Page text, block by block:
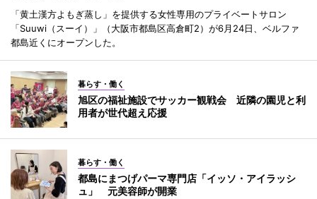
「黄土漢方よもぎ蒸し」を提供する女性専用のプライベートサロン
「Suuwi（スーイ）」（大阪市都島区高倉町2）が6月24日、ベルファ
都島近くにオープンした。
暮らす・働く
旭区の福祉施設でサッカー観戦会 近隣の園児と利
用者が世代超え応援
暮らす・働く
都島にまつげパーマ専門店「イッソ・アイラッシ
ュ」 元美容師が開業